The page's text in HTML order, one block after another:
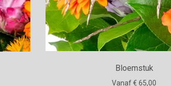
Bloemstuk
Vanaf € 65,00